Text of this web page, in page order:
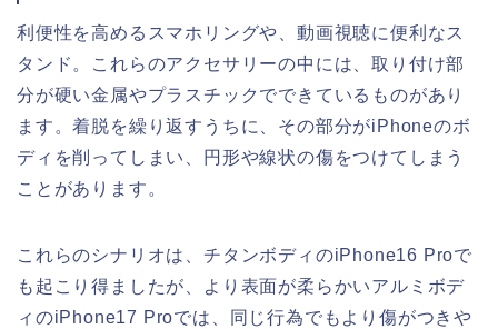
利便性を高めるスマホリングや、動画視聴に便利なス
タンド。これらのアクセサリーの中には、取り付け部
分が硬い金属やプラスチックでできているものがあり
ます。着脱を繰り返すうちに、その部分がiPhoneのボ
ディを削ってしまい、円形や線状の傷をつけてしまう
ことがあります。
これらのシナリオは、チタンボディのiPhone16 Proで
も起こり得ましたが、より表面が柔らかいアルミボデ
ィのiPhone17 Proでは、同じ行為でもより傷がつきや